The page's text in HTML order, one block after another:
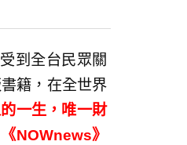
到全台民眾關
籍，在全世界
的一生，唯一財
NOWnews》